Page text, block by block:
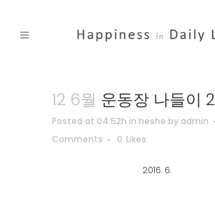
12 6월 운동장 나들이 2
Posted at 04:52h in heshe by admin
Comments
0 Likes
2016. 6.